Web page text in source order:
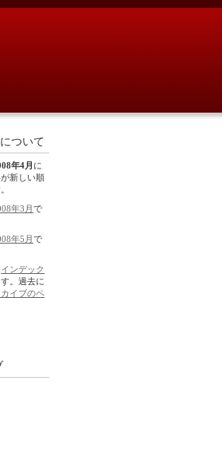
ついて
年4月 に
新しい順
年3月で
年5月で
インデック
。過去に
イブのペ